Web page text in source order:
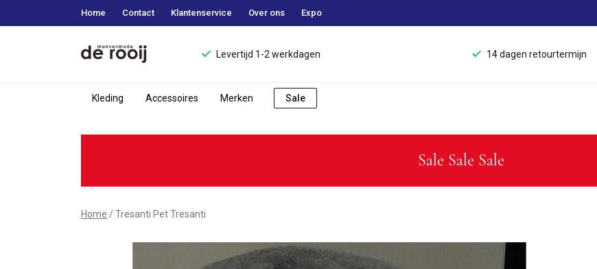
Home Contact Klantenservice Over ons Expo
Levertijd 1-2 werkdagen 14 dagen retourtermijn
Kleding Accessoires Merken Sale
Mannenmode
Sale Sale Sale
Home Tresanti Pet Tresanti